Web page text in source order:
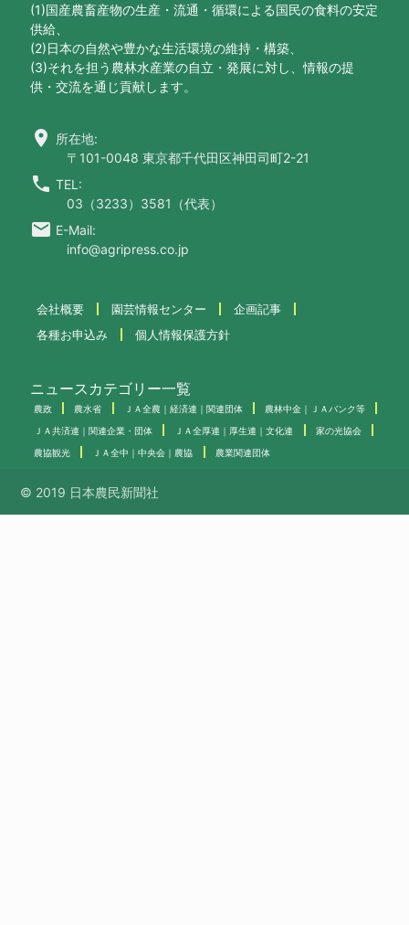
(1)国産農畜産物の生産・流通・循環による国民の食料の安定
供給、
(2)日本の自然や豊かな生活環境の維持・構築、
(3)それを担う農林水産業の自立・発展に対し、情報の提
供・交流を通じ貢献します。
location_on 所在地:
〒101-0048 東京都千代田区神田司町2-21
call TEL:
03（3233）3581（代表）
email E-Mail:
info@agripress.co.jp
会社概要 園芸情報センター
企画記事
各種お申込み
個人情報保護方針
ニュースカテゴリー一覧
農政 農水省 ＪＡ全農｜経済連｜関連団体 農林中金｜ＪＡバンク等
ＪＡ共済連｜関連企業・団体 ＪＡ全厚連｜厚生連｜文化連 家の光協会
農協観光 ＪＡ全中｜中央会｜農協 農業関連団体
© 2019 日本農民新聞社